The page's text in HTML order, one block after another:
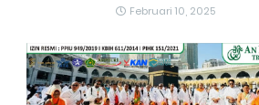
Februari 10, 2025